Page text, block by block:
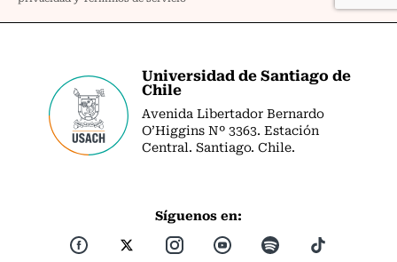
Universidad de Santiago de
Chile
Avenida Libertador Bernardo
O’Higgins Nº 3363. Estación
Central. Santiago. Chile.
Síguenos en: